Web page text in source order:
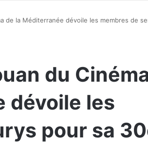
de la Méditerranée dévoile les membres de
du
dévoile les
pour sa